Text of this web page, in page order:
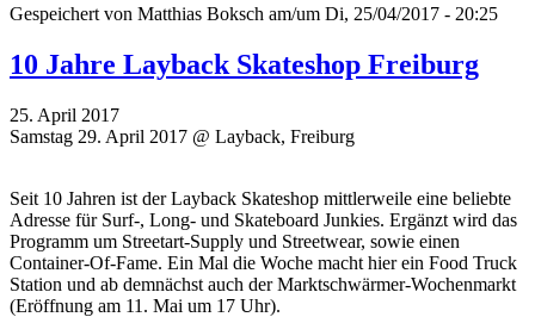
Gespeichert von Matthias Boksch am/um Di, 25/04/2017 - 20:25
10 Jahre Layback Skateshop Freiburg
25. April 2017
Samstag 29. April 2017 @ Layback, Freiburg
Seit 10 Jahren ist der Layback Skateshop mittlerweile eine beliebte
Adresse für Surf-, Long- und Skateboard Junkies. Ergänzt wird das
Programm um Streetart-Supply und Streetwear, sowie einen
Container-Of-Fame. Ein Mal die Woche macht hier ein Food Truck
Station und ab demnächst auch der Marktschwärmer-Wochenmarkt
(Eröffnung am 11. Mai um 17 Uhr).